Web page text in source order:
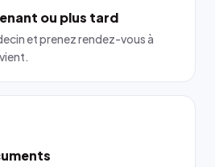
ou plus tard
et prenez rendez-vous à